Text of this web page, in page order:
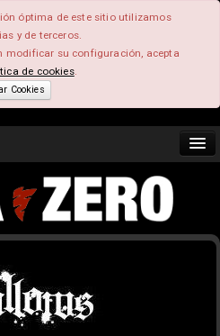
óptima de este sitio utilizamos
y de terceros.
modificar su configuración, acepta
de cookies.
Cookies